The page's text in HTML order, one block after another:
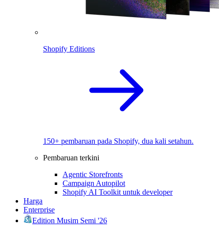
Shopify Editions
150+ pembaruan pada Shopify, dua kali setahun.
Pembaruan terkini
Agentic Storefronts
Campaign Autopilot
Shopify AI Toolkit untuk developer
Harga
Enterprise
Edition Musim Semi '26